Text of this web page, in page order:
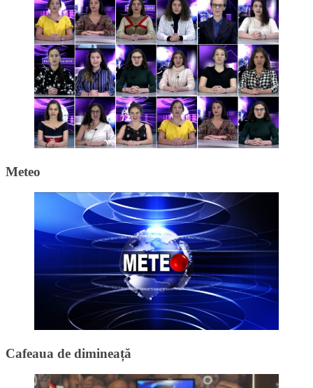
Meteo
Cafeaua de dimineață